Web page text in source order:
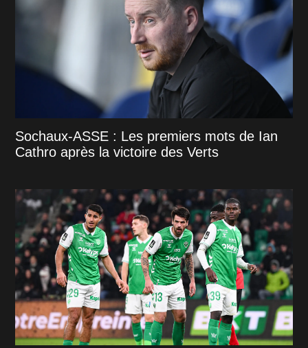
Sochaux-ASSE : Les premiers mots de Ian
Cathro après la victoire des Verts